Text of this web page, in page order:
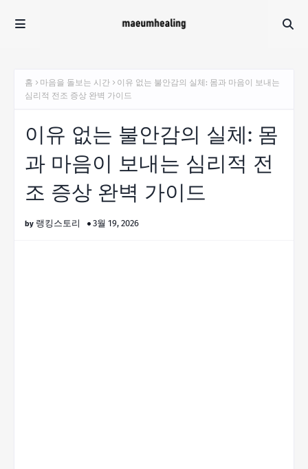
홈 마음을 돌보는 시간
이유 없는 불안감의 실체: 몸과 마음이 보내는
심리적 전조 증상 완벽 가이드
이유 없는 불안감의 실체: 몸
과 마음이 보내는 심리적 전
조 증상 완벽 가이드
랭킹스토리 3월 19, 2026